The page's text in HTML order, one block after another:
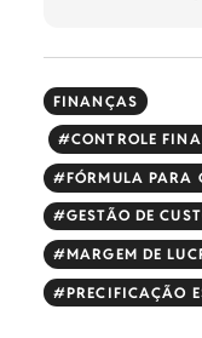
FINANÇAS
CONTROLE
FÓRMULA PARA
GESTÃO DE
MARGEM DE
PRECIFICAÇÃO